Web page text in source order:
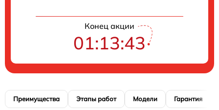
Конец акции
01:13:42
Преимущества Этапы работ Модели Гарантия